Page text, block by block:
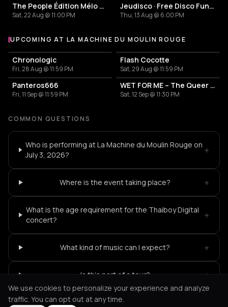
The People Édition Mélo Décalé
Sat, 22 Aug @ 11:00 PM
Jeudisco · Free Disco Funk Open Air & Night
Thu, 13 Aug @ 6:00 PM
More events at La Machine du Moulin Rouge
UPCOMING AT LA MACHINE DU MOULIN ROUGE
Chronologic
Fri, 28 Aug @ 11:59 PM
Flash Cocotte
Sat, 29 Aug @ 11:59 PM
Panteros666
Fri, 11 Sep @ 11:59 PM
WET FOR ME – The Queer Season Starts Here!
Sat, 12 Sep @ 11:30 PM
COMMON QUESTIONS
Who is performing at La Machine du Moulin Rouge on
July 3, 2026?
+
Where is the event taking place? +
What is the age requirement for the Thaiboy Digital
concert?
+
What kind of music can I expect? +
Is this part of a tour? +
We use cookies to personalize your experience and analyze
traffic. You can opt out at any time.